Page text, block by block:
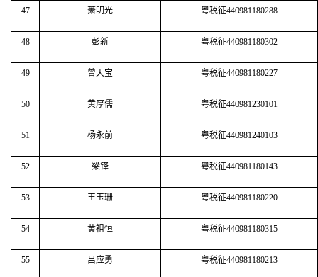
47 萧明光 粤税征440981180288
48 彭新 粤税征440981180302
49 曾天宝 粤税征440981180227
50 黄厚儒 粤税征440981230101
51 杨永前 粤税征440981240103
52 梁铎 粤税征440981180143
53 王玉珊 粤税征440981180220
54 黄祖恒 粤税征440981180315
55 吕应勇 粤税征440981180213